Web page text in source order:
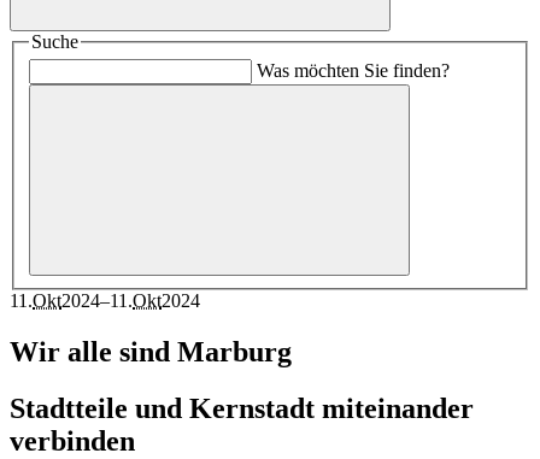
Suche
Was möchten Sie finden?
11 .Okt2024–11 .Okt2024
Wir alle sind Marburg
Stadtteile und Kernstadt miteinander
verbinden